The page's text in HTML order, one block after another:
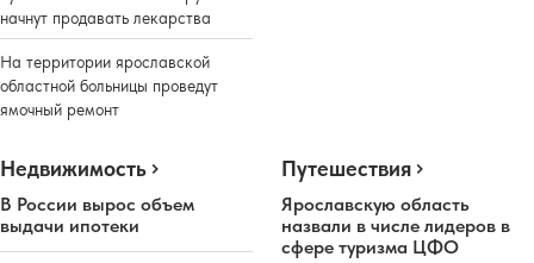
начнут продавать лекарства
На территории ярославской
областной больницы проведут
ямочный ремонт
Недвижимость
В России вырос объем
выдачи ипотеки
Путешествия
Ярославскую область
назвали в числе лидеров в
сфере туризма ЦФО